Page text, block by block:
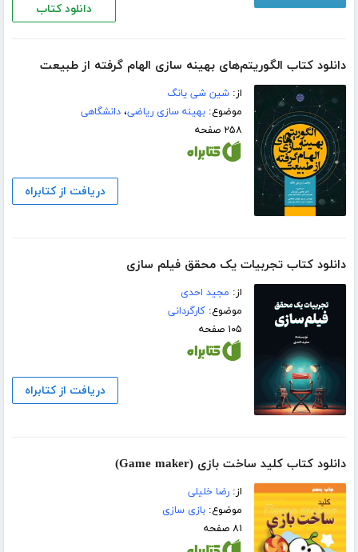
دانلود کتاب
دانلود کتاب الگوریتم‌های بهینه سازی الهام گرفته از طبیعت
از:شین شی یانگ
موضوع:بهینه سازی ریاضی،دانشگاهی
۲۵۸ صفحه
دریافت از کتابراه
دانلود کتاب تجربیات یک محقق فیلم سازی
از: مجید احدی
موضوع:کارگردانی
۱۰۵ صفحه
دریافت از کتابراه
دانلود کتاب کلید ساخت بازی (Game maker)
از:رضا خلیلی
موضوع:بازی سازی
۸۱ صفحه